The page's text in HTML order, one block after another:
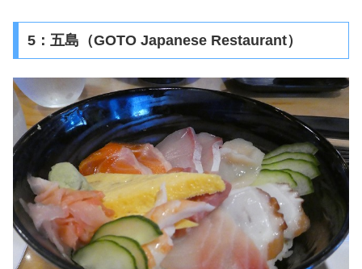
5：五島（GOTO Japanese Restaurant）